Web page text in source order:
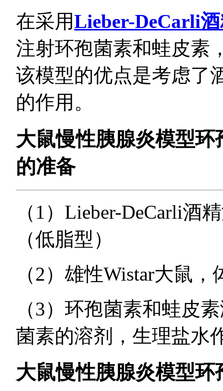
在采用Lieber-DeCarli
注射环孢菌素和蛙皮素
该模型的优点是考虑了
的作用。
大鼠慢性胰腺炎模型环
的准备
（1）Lieber-DeCarli酒
（低脂型）
（2）雄性Wistar大鼠
（3）环孢菌素和蛙皮
菌素的溶剂，生理盐水
大鼠慢性胰腺炎模型